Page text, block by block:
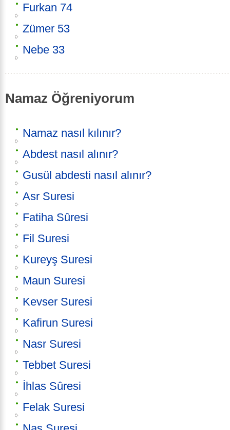
Furkan 74
Zümer 53
Nebe 33
Namaz Öğreniyorum
Namaz nasıl kılınır?
Abdest nasıl alınır?
Gusül abdesti nasıl alınır?
Asr Suresi
Fatiha Sûresi
Fil Suresi
Kureyş Suresi
Maun Suresi
Kevser Suresi
Kafirun Suresi
Nasr Suresi
Tebbet Suresi
İhlas Sûresi
Felak Suresi